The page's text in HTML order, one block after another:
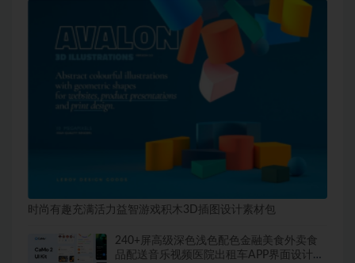
时尚有趣充满活力益智游戏积木3D插图设计素材包
240+屏高级深色浅色配色金融美食外卖食
品配送音乐视频医院出租车APP界面设计模